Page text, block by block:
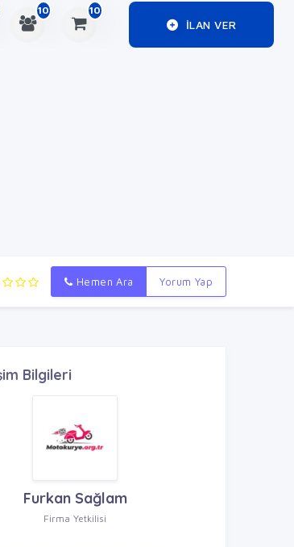
10 10
ILAN VER
Hemen Ara Yorum Yap
Bilgileri
Furkan Sağlam
Firma Yetkilisi